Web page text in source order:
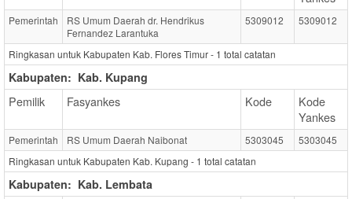
Pemerintah
RS Umum Daerah dr. Hendrikus
Fernandez Larantuka
5309012 5309012
Ringkasan untuk Kabupaten Kab. Flores Timur - 1 total catatan
Kabupaten: Kab. Kupang
Pemilik Fasyankes Kode
Kode
Yankes
Pemerintah RS Umum Daerah Naibonat 5303045
5303045
Ringkasan untuk Kabupaten Kab. Kupang - 1 total catatan
Kabupaten: Kab. Lembata